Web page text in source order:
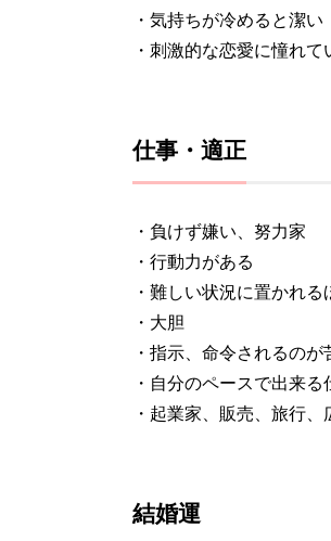
・気持ちが冷めると潔い
・刺激的な恋愛に憧れて
仕事・適正
・負けず嫌い、努力家
・行動力がある
・難しい状況に置かれ
・大胆
・指示、命令されるのが
・自分のペースで出来
・起業家、販売、旅行
結婚運